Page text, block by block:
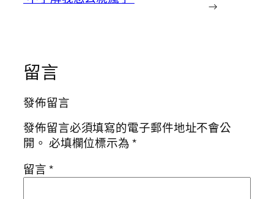
→
留言
發佈留言
發佈留言必須填寫的電子郵件地址不會公
開。 必填欄位標示為*
留言*